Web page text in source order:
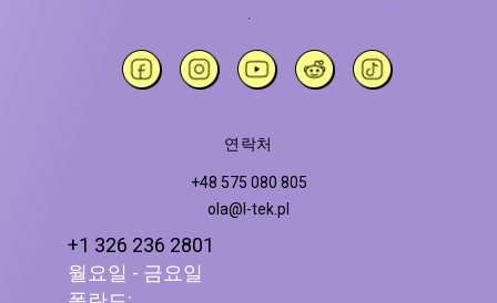
연락처
+48 575 080 805
ola@l-tek.pl
+1 326 236 2801
월요일 - 금요일